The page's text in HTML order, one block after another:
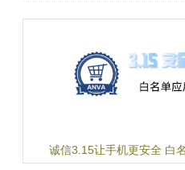
诚信3.15让手机更安全 白